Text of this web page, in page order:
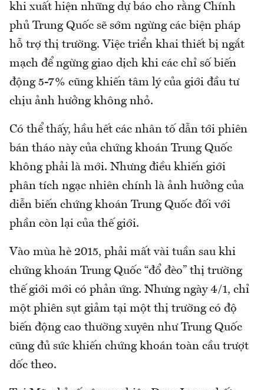
khi xuất hiện những dự báo cho rằng Chính
phủ Trung Quốc sẽ sớm ngừng các biện pháp
hỗ trợ thị trường. Việc triển khai thiết bị ngắt
mạch để ngừng giao dịch khi các chỉ số biến
động 5-7% cũng khiến tâm lý của giới đầu tư
chịu ảnh hưởng không nhỏ.
Có thể thấy, hầu hết các nhân tố dẫn tới phiên
bán tháo này của chứng khoán Trung Quốc
không phải là mới. Nhưng điều khiến giới
phân tích ngạc nhiên chính là ảnh hưởng của
diễn biến chứng khoán Trung Quốc đối với
phần còn lại của thế giới.
Vào mùa hè 2015, phải mất vài tuần sau khi
chứng khoán Trung Quốc “đổ đèo” thị trường
thế giới mới có phản ứng. Nhưng ngày 4/1, chỉ
một phiên sụt giảm tại một thị trường có độ
biến động cao thường xuyên như Trung Quốc
cũng đủ sức khiến chứng khoán toàn cầu trượt
dốc theo.